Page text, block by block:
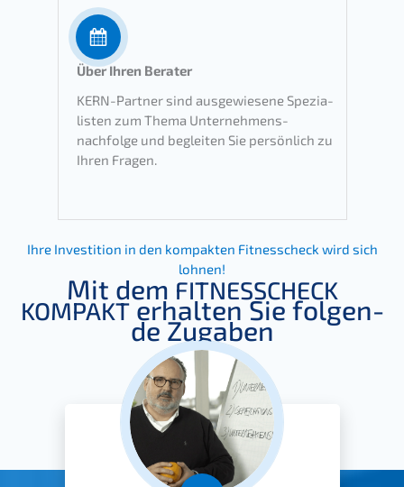
Über Ihren Berater
KERN-Partner sind ausge­wie­se­ne Spezia­
lis­ten zum Thema Unternehmens­
nachfolge und beglei­ten Sie persön­lich zu
Ihren Fragen.
Ihre Inves­ti­ti­on in den kompak­ten Fitnesscheck wird sich
lohnen!
Mit dem FITNESSCHECK
KOMPAKTerhal­ten Sie folgen­
de Zugaben